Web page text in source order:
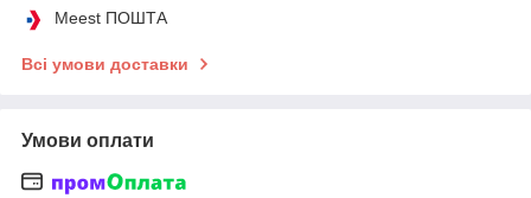
Meest ПОШТА
Всі умови доставки
Умови оплати